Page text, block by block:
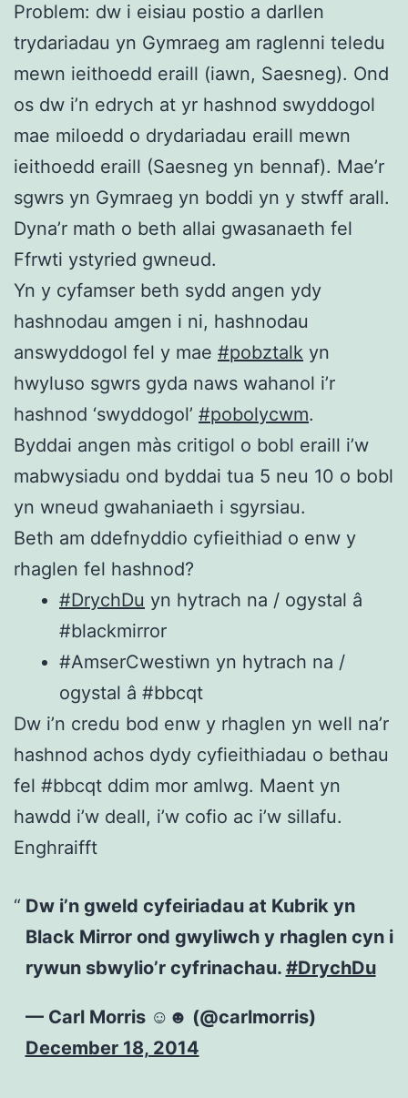
Problem: dw i eisiau postio a darllen
trydariadau yn Gymraeg am raglenni teledu
mewn ieithoedd eraill (iawn, Saesneg). Ond
os dw i’n edrych at yr hashnod swyddogol
mae miloedd o drydariadau eraill mewn
ieithoedd eraill (Saesneg yn bennaf). Mae’r
sgwrs yn Gymraeg yn boddi yn y stwff arall.
Dyna’r math o beth allai gwasanaeth fel
Ffrwti ystyried gwneud.
Yn y cyfamser beth sydd angen ydy
hashnodau amgen i ni, hashnodau
answyddogol fel y mae #pobztalk yn
hwyluso sgwrs gyda naws wahanol i’r
hashnod ‘swyddogol’ #pobolycwm.
Byddai angen màs critigol o bobl eraill i’w
mabwysiadu ond byddai tua 5 neu 10 o bobl
yn wneud gwahaniaeth i sgyrsiau.
Beth am ddefnyddio cyfieithiad o enw y
rhaglen fel hashnod?
#DrychDu yn hytrach na / ogystal â
#blackmirror
#AmserCwestiwn yn hytrach na /
ogystal â #bbcqt
Dw i’n credu bod enw y rhaglen yn well na’r
hashnod achos dydy cyfieithiadau o bethau
fel #bbcqt ddim mor amlwg. Maent yn
hawdd i’w deall, i’w cofio ac i’w sillafu.
Enghraifft
Dw i’n gweld cyfeiriadau at Kubrik yn
Black Mirror ond gwyliwch y rhaglen cyn i
rywun sbwylio’r cyfrinachau. #DrychDu
— Carl Morris ☺☻ (@carlmorris)
December 18, 2014